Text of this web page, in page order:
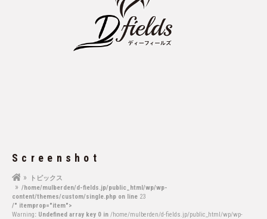
Screenshot
トピックス
/home/mulberden/d-fields.jp/public_html/wp/wp-
content/themes/custom/single.php on line 23
/" itemprop="item">
Warning: Undefined array key 0 in /home/mulberden/d-fields.jp/public_html/wp/wp-